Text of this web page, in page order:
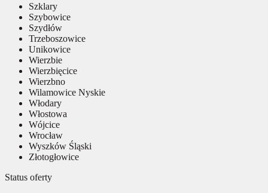
Szklary
Szybowice
Szydłów
Trzeboszowice
Unikowice
Wierzbie
Wierzbięcice
Wierzbno
Wilamowice Nyskie
Włodary
Włostowa
Wójcice
Wrocław
Wyszków Śląski
Złotogłowice
Status oferty